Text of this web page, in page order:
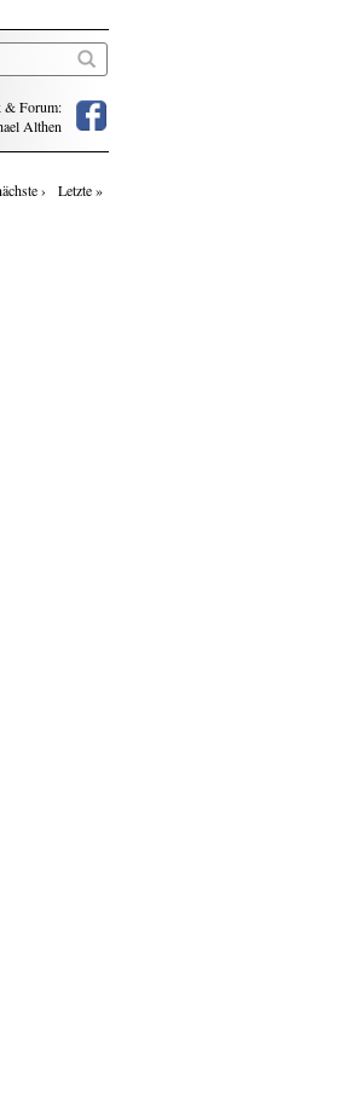
& Forum:
Althen
› Letzte »